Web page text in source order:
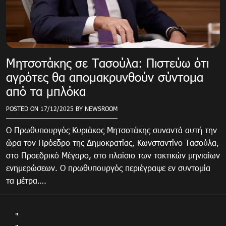
Μητσοτάκης σε Τασούλα: Πιστεύω ότι
αγρότες θα απομακρυνθούν σύντομα
από τα μπλόκα
POSTED ON 17/12/2025 BY NEWSROOM
Ο Πρωθυπουργός Κυριάκος Μητσοτάκης συναντά αυτή την
ώρα τον Πρόεδρο της Δημοκρατίας, Κωνσταντίνο Τασούλα,
στο Προεδρικό Μέγαρο, στο πλαίσιο των τακτικών μηνιαίων
ενημερώσεων. Ο πρωθυπουργός περιέγραψε εν συντομία
τα μέτρα….
"